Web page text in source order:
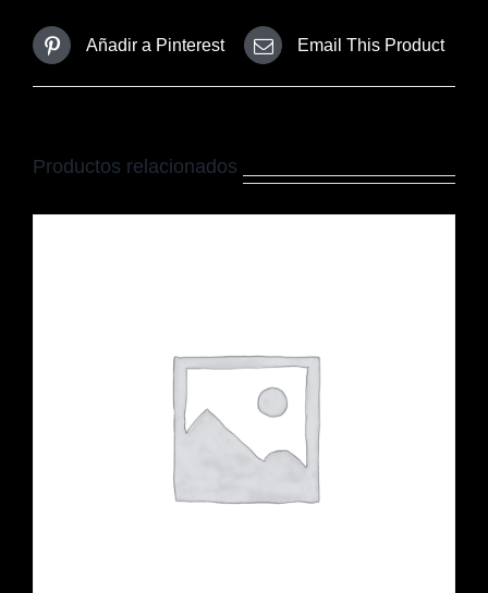
Añadir a Pinterest Email This Product
Productos relacionados